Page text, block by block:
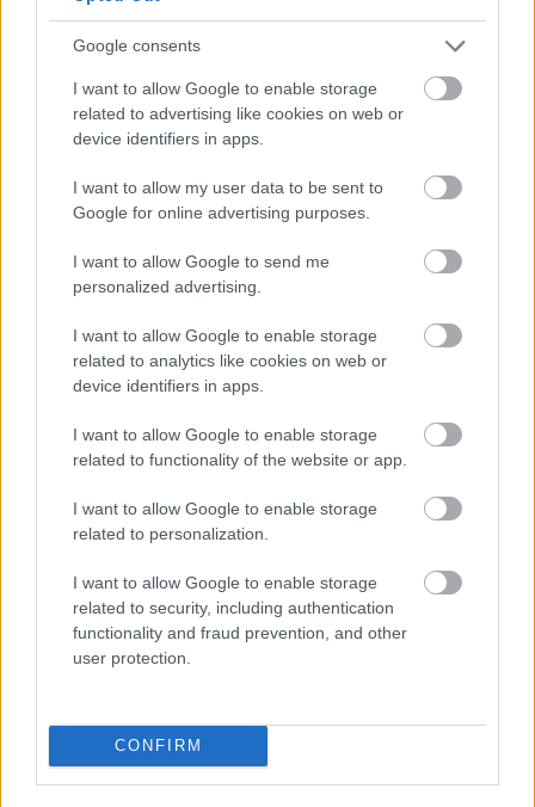
Google consents
I want to allow Google to enable storage
related to advertising like cookies on web or
device identifiers in apps.
I want to allow my user data to be sent to
Google for online advertising purposes.
I want to allow Google to send me
personalized advertising.
I want to allow Google to enable storage
related to analytics like cookies on web or
device identifiers in apps.
I want to allow Google to enable storage
related to functionality of the website or app.
I want to allow Google to enable storage
related to personalization.
I want to allow Google to enable storage
related to security, including authentication
functionality and fraud prevention, and other
user protection.
CONFIRM
GYAKRAN ISMÉTELT KÉRDÉSEK A ÁDÁM
NÉVNAPRÓL
MIKOR VAN ÁDÁM NÉVNAP?
Ádám hagyományos névnapja
Magyarországon leggyakrabban a Ádám nevűeket.
MILYEN EREDETŰ A ÁDÁM NÉV?
A Ádámhébereredetű név.
Névnapok ABC sorrendben
Névnapok hónapok szerint
Milyen névnap van ma?
Augusztus 11. -Zsuzsanna
Augusztus 12. -Klára,Kiara